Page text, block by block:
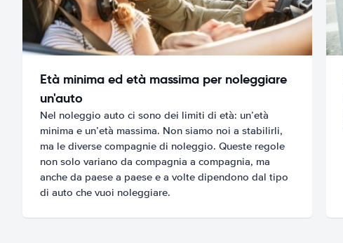
Età minima ed età massima per noleggiare
un'auto
Nel noleggio auto ci sono dei limiti di età: un’età
minima e un’età massima. Non siamo noi a stabilirli,
ma le diverse compagnie di noleggio. Queste regole
non solo variano da compagnia a compagnia, ma
anche da paese a paese e a volte dipendono dal tipo
di auto che vuoi noleggiare.